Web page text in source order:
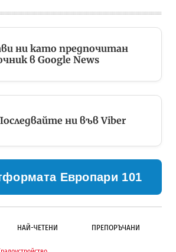
ни като предпочитан
в Google News
ни във Viber
Европари 101
НАЙ-ЧЕТЕНИ ПРЕПОРЪЧАНИ